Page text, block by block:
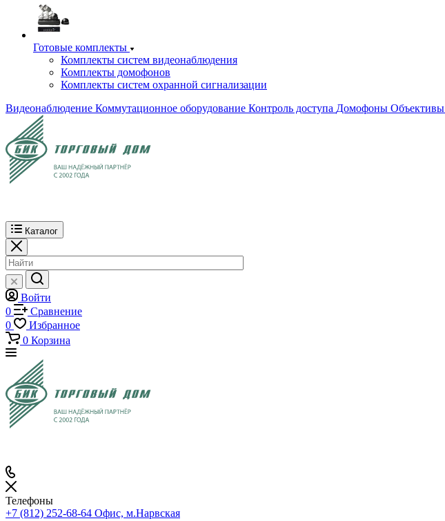
Готовые комплекты
Комплекты систем видеонаблюдения
Комплекты домофонов
Комплекты систем охранной сигнализации
Видеонаблюдение Коммутационное оборудование Контроль доступа Домофоны Объективы
Каталог
Войти
0
Сравнение
0
Избранное
0 Корзина
Телефоны
+7 (812) 252-68-64 Офис, м.Нарвская